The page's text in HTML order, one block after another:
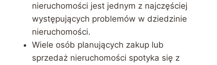
nieruchomości jest jednym z najczęściej
występujących problemów w dziedzinie
nieruchomości.
Wiele osób planujących zakup lub
sprzedaż nieruchomości spotyka się z